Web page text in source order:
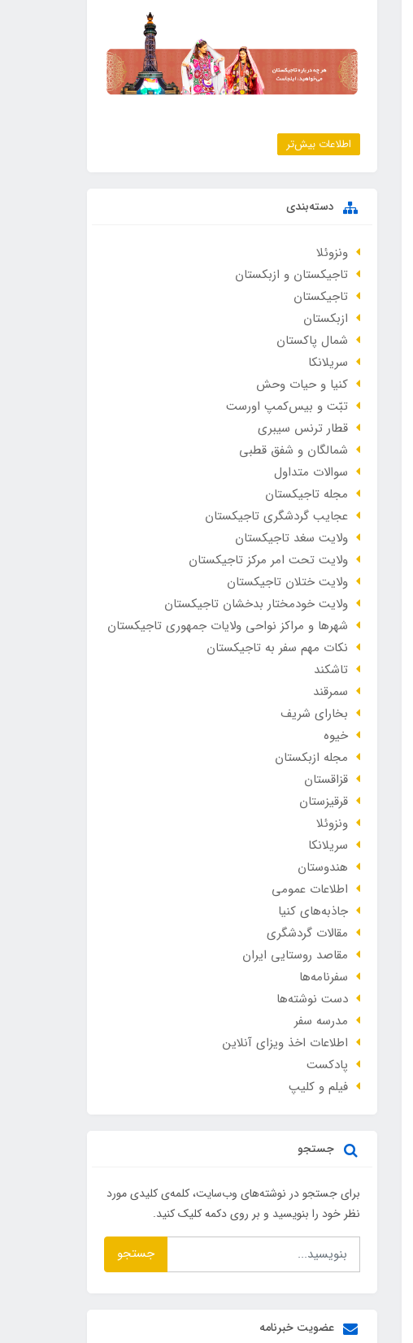
اطلاعات بیش‌تر
دسته‌بندی
ونزوئلا
تاجیکستان و ازبکستان
تاجیکستان
ازبکستان
شمال پاکستان
سریلانکا
کنیا و حیات وحش
تبّت و بیس‌کمپ اورست
قطار ترنس سیبری
شمالگان و شفق قطبی
سوالات متداول
مجله تاجیکستان
عجایب گردشگری تاجیکستان
ولایت سغد تاجیکستان
ولایت تحت امر مرکز تاجیکستان
ولایت ختلان تاجیکستان
ولایت خودمختار بدخشان تاجیکستان
شهرها و مراکز نواحی ولایات جمهوری تاجیکستان
نکات مهم سفر به تاجیکستان
تاشکند
سمرقند
بخارای شریف
خیوه
مجله ازبکستان
قزاقستان
قرقیزستان
ونزوئلا
سریلانکا
هندوستان
اطلاعات عمومی
جاذبه‌های کنیا
مقالات گردشگری
مقاصد روستایی ایران
سفرنامه‌ها
دست نوشته‌ها
مدرسه سفر
اطلاعات اخذ ویزای آنلاین
پادکست
فیلم و کلیپ
جستجو
برای جستجو در نوشته‌های وب‌سایت، کلمه‌ی کلیدی مورد
نظر خود را بنویسید و بر روی دکمه کلیک کنید.
جستجو
عضویت خبرنامه